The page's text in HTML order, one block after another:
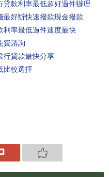
款利率最低超好過件辦理
最好辦快速撥款現金撥款
利率最低過件速度最快
費諮詢
行貸款最快分享
比較選擇